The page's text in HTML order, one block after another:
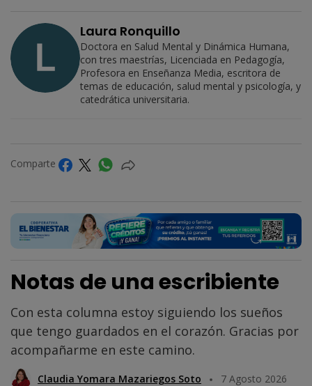
Laura Ronquillo
Doctora en Salud Mental y Dinámica Humana,
con tres maestrías, Licenciada en Pedagogía,
Profesora en Enseñanza Media, escritora de
temas de educación, salud mental y psicología, y
catedrática universitaria.
Comparte
Notas de una escribiente
Con esta columna estoy siguiendo los sueños
que tengo guardados en el corazón. Gracias por
acompañarme en este camino.
Claudia Yomara Mazariegos Soto
7 Agosto 2026